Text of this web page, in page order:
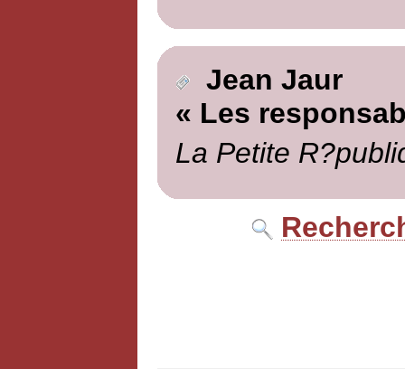
Jean Jaur
« Les
La Petite